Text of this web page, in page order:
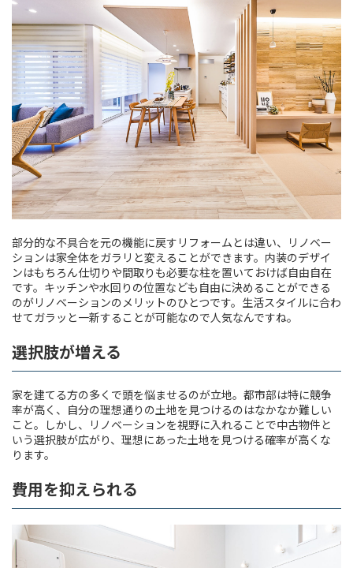
部分的な不具合を元の機能に戻すリフォームとは違い、リノベー
ションは家全体をガラリと変えることができます。内装のデザイ
ンはもちろん仕切りや間取りも必要な柱を置いておけば自由自在
です。キッチンや水回りの位置なども自由に決めることができる
のがリノベーションのメリットのひとつです。生活スタイルに合わ
せてガラッと一新することが可能なので人気なんですね。
選択肢が増える
家を建てる方の多くで頭を悩ませるのが立地。都市部は特に競争
率が高く、自分の理想通りの土地を見つけるのはなかなか難しい
こと。しかし、リノベーションを視野に入れることで中古物件と
いう選択肢が広がり、理想にあった土地を見つける確率が高くな
ります。
費用を抑えられる